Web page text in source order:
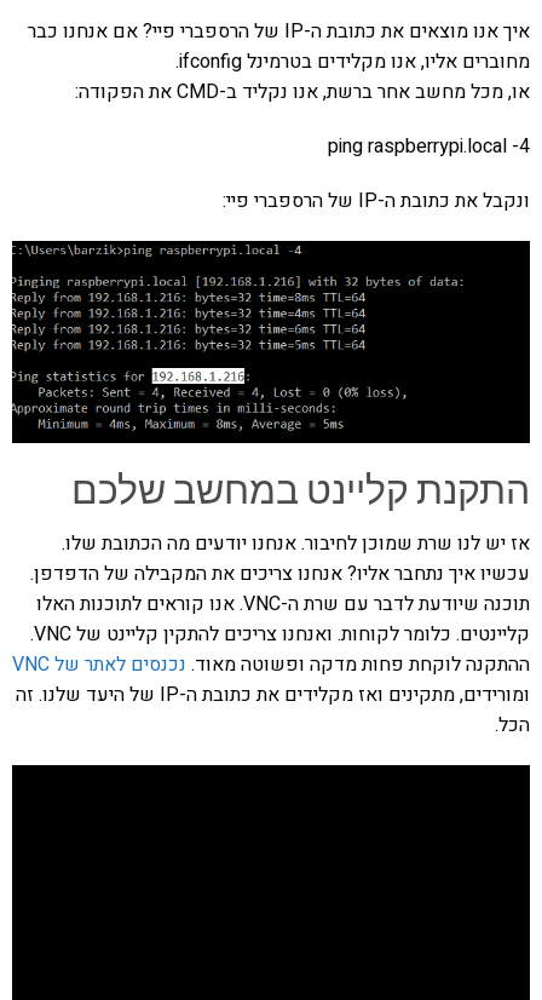
איך אנו מוצאים את כתובת ה-IP של הרספברי פיי? אם אנחנו כבר
מחוברים אליו, אנו מקלידים בטרמינל ifconfig.
או, מכל מחשב אחר ברשת, אנו נקליד ב-CMD את הפקודה:
ping raspberrypi.local -4
ונקבל את כתובת ה-IP של הרספברי פיי:
התקנת קליינט במחשב שלכם
אז יש לנו שרת שמוכן לחיבור. אנחנו יודעים מה הכתובת שלו.
עכשיו איך נתחבר אליו? אנחנו צריכים את המקבילה של הדפדפן.
תוכנה שיודעת לדבר עם שרת ה-VNC. אנו קוראים לתוכנות האלו
קליינטים. כלומר לקוחות. ואנחנו צריכים להתקין קליינט של VNC.
ההתקנה לוקחת פחות מדקה ופשוטה מאוד. נכנסים לאתר של VNC
ומורידים, מתקינים ואז מקלידים את כתובת ה-IP של היעד שלנו. זה
הכל.